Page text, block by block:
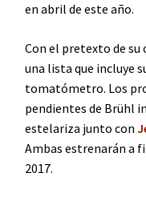
en abril de este año.
Con el pretexto de
una lista que incluye
tomatómetro. Los
pendientes de Brühl
estelariza junto con
Ambas estrenarán a
2017.